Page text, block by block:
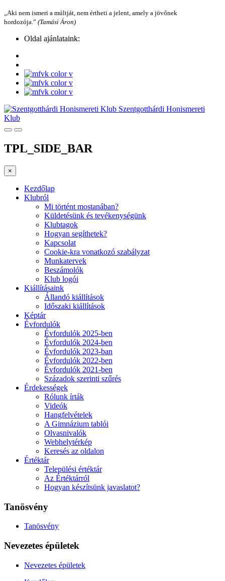
„Aki nem ismeri a múltját, nem értheti a jelent, amely a jövőnek
hordozója.” (Tamási Áron)
Oldal ajánlataink:
Szentgotthárdi Honismereti
Klub
TPL_SIDE_BAR
×
Kezdőlap
Klubról
Mi történt mostanában?
Küldetésünk és tevékenységünk
Klubtagok
Hogyan segíthetek?
Kapcsolat
Cookie-kra vonatkozó szabályzat
Munkatervek
Beszámolók
Klub logói
Kiállításaink
Állandó kiállítások
Időszaki kiállítások
Képtár
Évfordulók
Évfordulók 2025-ben
Évfordulók 2024-ben
Évfordulók 2023-ban
Évfordulók 2022-ben
Évfordulók 2021-ben
Századok szerinti szűrés
Érdekességek
Rólunk írták
Videók
Hangfelvételek
A Gimnázium tablói
Olvasnivalók
Webhelytérkép
Keresés az oldalon
Értéktár
Települési értéktár
Az Értéktárról
Hogyan készítsünk javaslatot?
Tanösvény
Tanösvény
Nevezetes épületek
Nevezetes épületek